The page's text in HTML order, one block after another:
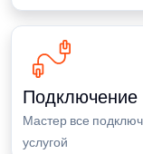
Подключение
Мастер все
услугой